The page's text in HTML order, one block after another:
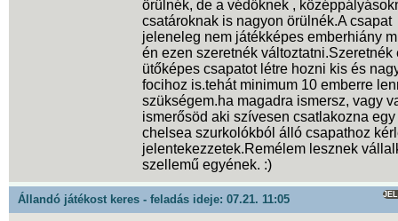
örülnék, de a védőknek ,
csatároknak is nagyon örülnék.A csapat
jeleneleg nem játékképes emberhiány
én ezen szeretnék változtatni.Szeretnék
ütőképes csapatot létre hozni kis és
focihoz is.tehát minimum 10 emberre
szükségem.ha magadra ismersz, vagy
ismerősöd aki szívesen csatlakozna
chelsea szurkolókból álló csapathoz
jelentekezzetek.Remélem lesznek
szellemű egyének. :)
Állandó játékost keres - feladás ideje: 07.21. 11:05